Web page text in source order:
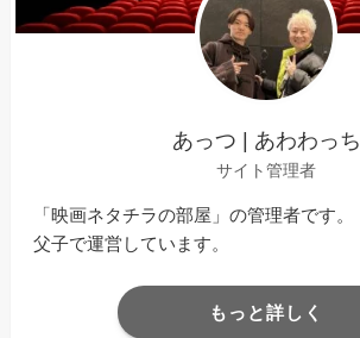
あっつ | あわわっち
サイト管理者
「映画ネタチラの部屋」の管理者です。
父子で運営しています。
もっと詳しく